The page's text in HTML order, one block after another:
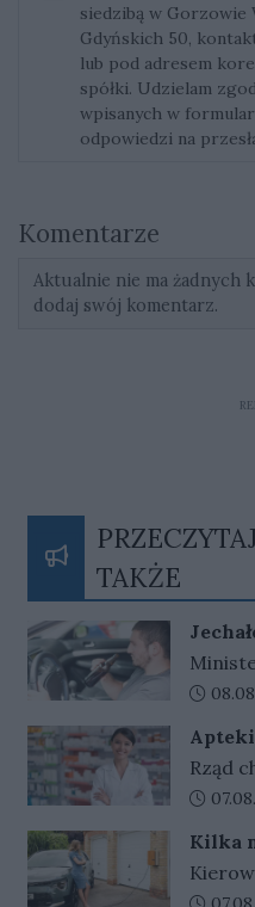
siedzibą w Gorzowie
Gdyńskich 50,
lub pod adresem
spółki. Udzielam
wpisanych w
odpowiedzi na
Komentarze
Aktualnie nie ma żadnych
dodaj swój komentarz.
TAKŻE
Data
Ale
Rząd
udział
Data
Kilka
na
Data